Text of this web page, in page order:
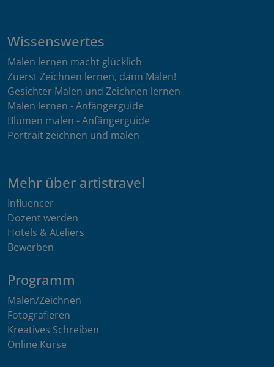
Wissenswertes
Malen lernen macht glücklich
Zuerst Zeichnen lernen, dann Malen!
Gesichter Malen und Zeichnen lernen
Malen lernen - Anfängerguide
Blumen malen - Anfängerguide
Portrait zeichnen und malen
Mehr über artistravel
Influencer
Dozent werden
Hotels & Ateliers
Bewerben
Programm
Malen/Zeichnen
Fotografieren
Kreatives Schreiben
Online Kurse